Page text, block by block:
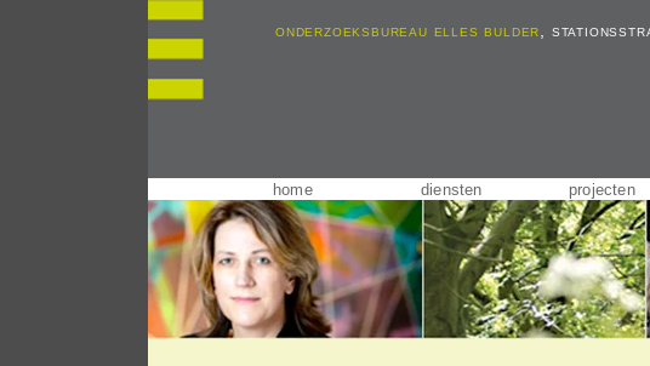
onderzoeksbureau elles bulder ,
home diensten projecten